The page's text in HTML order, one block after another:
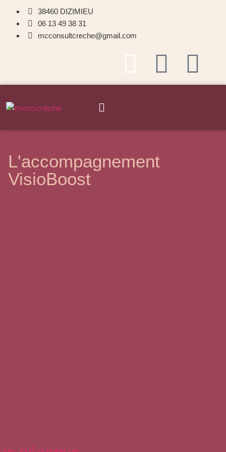
38460 DIZIMIEU
06 13 49 38 31
mcconsultcreche@gmail.com
L'accompagnement
VisioBoost